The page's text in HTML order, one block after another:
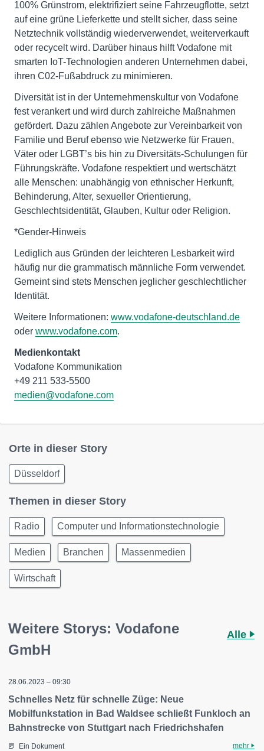
100% Grünstrom, elektrifiziert seine Fahrzeugflotte, setzt
auf eine grüne Lieferkette und stellt sicher, dass seine
Netztechnik vollständig wiederverwendet, weiterverkauft
oder recycelt wird. Darüber hinaus hilft Vodafone mit
smarten IoT-Technologien anderen Unternehmen dabei,
ihren C02-Fußabdruck zu minimieren.
Diversität ist in der Unternehmenskultur von Vodafone
fest verankert und wird durch zahlreiche Maßnahmen
gefördert. Dazu zählen Angebote zur Vereinbarkeit von
Familie und Beruf ebenso wie Netzwerke für Frauen,
Väter oder LGBT’s bis hin zu Diversitäts-Schulungen für
Führungskräfte. Vodafone respektiert und wertschätzt
alle Menschen: unabhängig von ethnischer Herkunft,
Behinderung, Alter, sexueller Orientierung,
Geschlechtsidentität, Glauben, Kultur oder Religion.
*Gender-Hinweis
Lediglich aus Gründen der leichteren Lesbarkeit wird
häufig nur die grammatisch männliche Form verwendet.
Gemeint sind stets Menschen jeglicher geschlechtlicher
Identität.
Weitere Informationen: www.vodafone-deutschland.de
oder www.vodafone.com.
Medienkontakt
Vodafone Kommunikation
medien@vodafone.com
Orte in dieser Story
Düsseldorf
Themen in dieser Story
Radio Computer und Informationstechnologie
Medien Branchen Massenmedien
Wirtschaft
Weitere Storys: Vodafone
GmbH
Alle
28.06.2023 – 09:30
Schnelles Netz für schnelle Züge: Neue
Mobilfunkstation in Bad Waldsee schließt Funkloch an
Bahnstrecke von Stuttgart nach Friedrichshafen
Ein Dokument mehr